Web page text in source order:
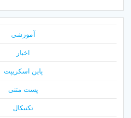
آموزشی
اخبار
پاین اسکریپت
پست متنی
تکنیکال